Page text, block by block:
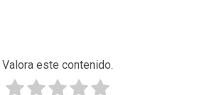
Valora este contenido.